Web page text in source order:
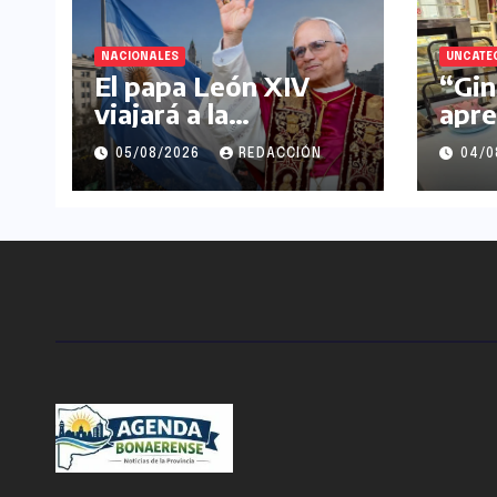
NACIONALES
El papa León XIV
viajará a la
Argentina en
noviembre
05/08/2026 REDACCIÓN 04/